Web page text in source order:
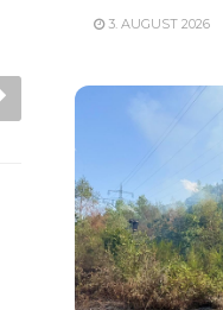
3. AUGUST 2026